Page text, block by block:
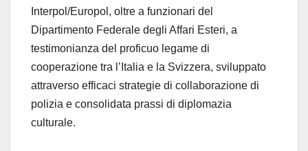
Interpol/Europol, oltre a funzionari del
Dipartimento Federale degli Affari Esteri, a
testimonianza del proficuo legame di
cooperazione tra l’Italia e la Svizzera, sviluppato
attraverso efficaci strategie di collaborazione di
polizia e consolidata prassi di diplomazia
culturale.